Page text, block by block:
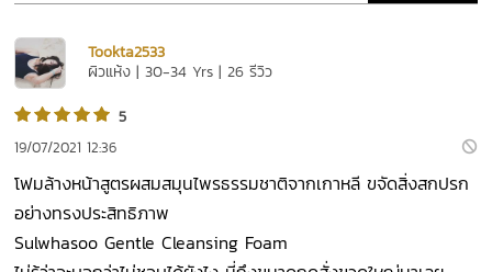
Tookta2533
ผิวแห้ง | 30-34 Yrs | 26 รีวิว
5
19/07/2021 12:36
โฟมล้างหน้าสูตรผสมสมุนไพรธรรมชาติจากเกาหลี ขจัดสิ่งสกปรก
อย่างทรงประสิทธิภาพ
Sulwhasoo Gentle Cleansing Foam